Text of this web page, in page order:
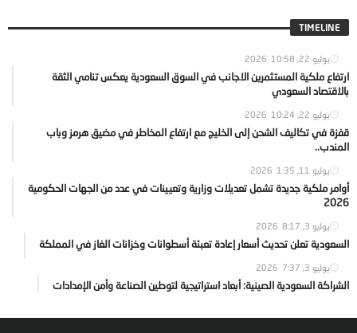
TIMELINE
يوليو 22, 2026 10:58
ارتفاع ملكية المستثمرين الاجانب في السوق السعودية يعكس تنامي الثقة
بالاقتصاد السعودي
يوليو 22, 2026 10:24
قفزة في تكاليف الشحن إلى الخليج مع ارتفاع المخاطر في مضيق هرمز وباب
المندب..
يوليو 11, 2026 1:35
أوامر ملكية جديدة تشمل تعديلات وزارية وتعيينات في عدد من الجهات الحكومية
2026
يوليو 3, 2026 8:17
السعودية تعلن تحديث أسعار إعادة تعبئة أسطوانات وخزانات الغاز في المملكة
يوليو 3, 2026 7:37
الشراكة السعودية الصينية: أبعاد استراتيجية لتوطين الصناعة وأمن الإمدادات